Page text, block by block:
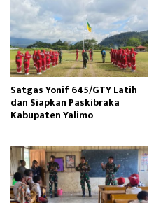
Satgas Yonif 645/GTY Latih
dan Siapkan Paskibraka
Kabupaten Yalimo